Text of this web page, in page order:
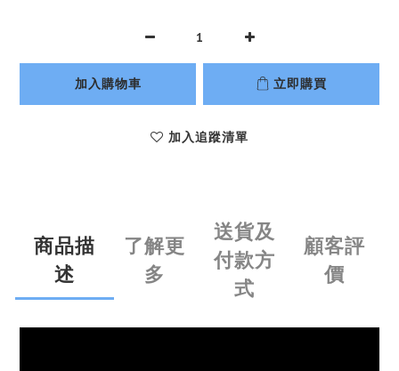
加入購物車 立即購買
加入追蹤清單
商品描
述
了解更
多
送貨及
付款方
式
顧客評
價